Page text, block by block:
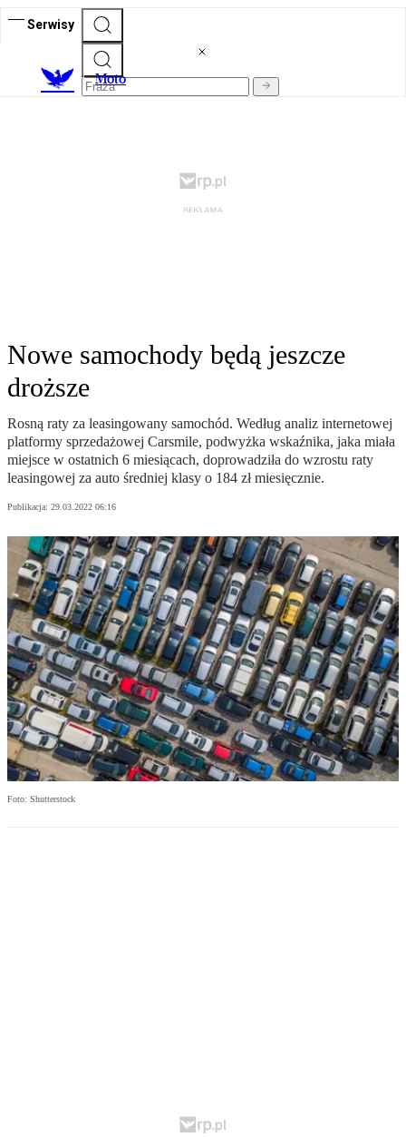
Serwisy
Moto
Nowe samochody będą jeszcze
droższe
Rosną raty za leasingowany samochód. Według analiz internetowej
platformy sprzedażowej Carsmile, podwyżka wskaźnika, jaka miała
miejsce w ostatnich 6 miesiącach, doprowadziła do wzrostu raty
leasingowej za auto średniej klasy o 184 zł miesięcznie.
Publikacja: 29.03.2022 06:16
Foto: Shutterstock